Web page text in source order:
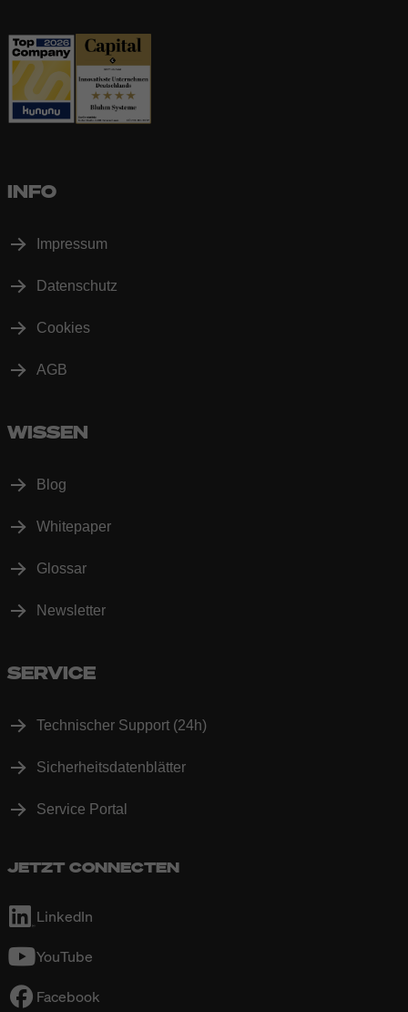
INFO
Impressum
Datenschutz
Cookies
AGB
WISSEN
Blog
Whitepaper
Glossar
Newsletter
SERVICE
Technischer Support (24h)
Sicherheitsdatenblätter
Service Portal
JETZT CONNECTEN
LinkedIn
YouTube
Facebook